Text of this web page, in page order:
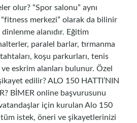
olur? “Spor salonu” aynı
merkezi” olarak da bilinir
alanıdır. Eğitim
paralel barlar, tırmanma
koşu parkurları, tenis
eskrim alanları bulunur. Özel
edilir? ALO 150 HATTI’NIN
BİMER online başvurusunu
için kurulan Alo 150
tüm istek, öneri ve şikayetlerinizi